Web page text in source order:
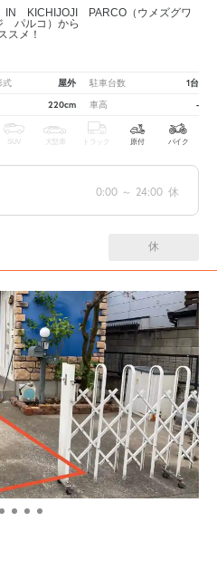
KICHIJOJI PARCO（ウメズグワ
パルコ）から
スメ！
式 屋外 駐車台数 1台
220cm 車高 -
SUV 大型車 トラック 原付 バイク
0:00 ～ 24:00 休
休